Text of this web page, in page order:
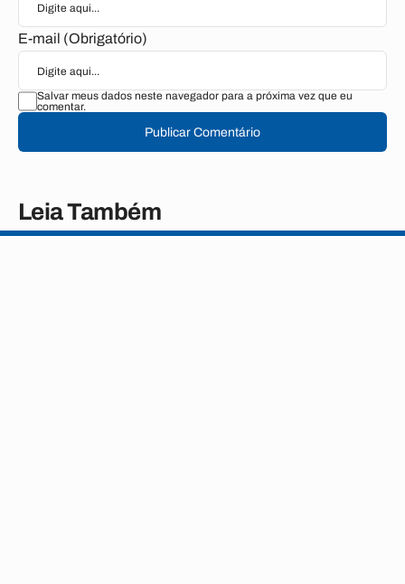
E-mail (Obrigatório)
Salvar meus dados neste navegador para a próxima vez que eu
comentar.
Publicar Comentário
Leia Também